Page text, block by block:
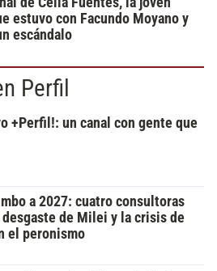
estuvo con Facundo Moyano y
escándalo
Perfil
+Perfil!: un canal con gente que
a 2027: cuatro consultoras
de Milei y la crisis de
el peronismo